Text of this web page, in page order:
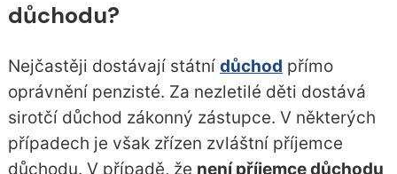
důchodu?
Nejčastěji dostávají státní důchod přímo
oprávnění penzisté. Za nezletilé děti dostává
sirotčí důchod zákonný zástupce. V některých
případech je však zřízen zvláštní příjemce
důchodu. V případě, že není příjemce důchodu